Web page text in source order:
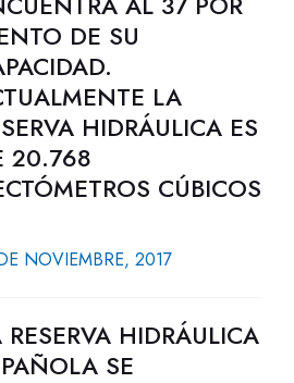
DE SU
LA
HIDRÁULICA ES
20.768
CÚBICOS
NOVIEMBRE, 2017
RESERVA HIDRÁULICA
SE